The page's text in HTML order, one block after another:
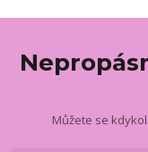
Můžete se